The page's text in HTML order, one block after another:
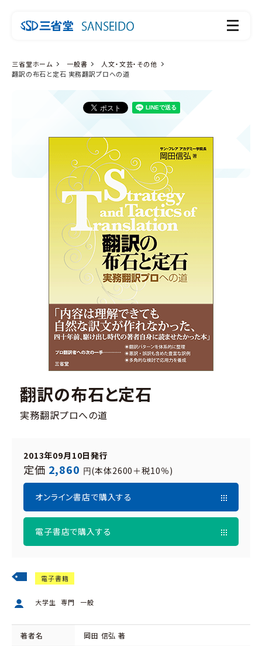
三省堂ホーム 一般書
人文・文芸・その他
翻訳の布石と定石 実務翻訳プロへの道
電子書籍
大学生 専門 一般
著者名 岡田 信弘 著
翻訳の布石と定石
実務翻訳プロへの道
2013年09月10日発行
定価 2,860 円(本体2600＋税10％)
オンライン書店で購入する
電子書店で購入する